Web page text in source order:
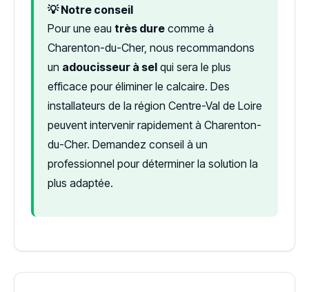
💡 Notre conseil
Pour une eau très dure comme à
Charenton-du-Cher, nous recommandons
un adoucisseur à sel qui sera le plus
efficace pour éliminer le calcaire. Des
installateurs de la région Centre-Val de Loire
peuvent intervenir rapidement à Charenton-
du-Cher. Demandez conseil à un
professionnel pour déterminer la solution la
plus adaptée.